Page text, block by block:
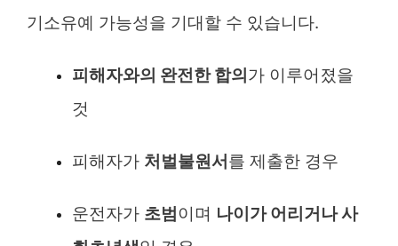
기소유예 가능성을 기대할 수 있습니다.
피해자와의 완전한 합의가 이루어졌을
것
피해자가 처벌불원서를 제출한 경우
운전자가 초범이며 나이가 어리거나 사